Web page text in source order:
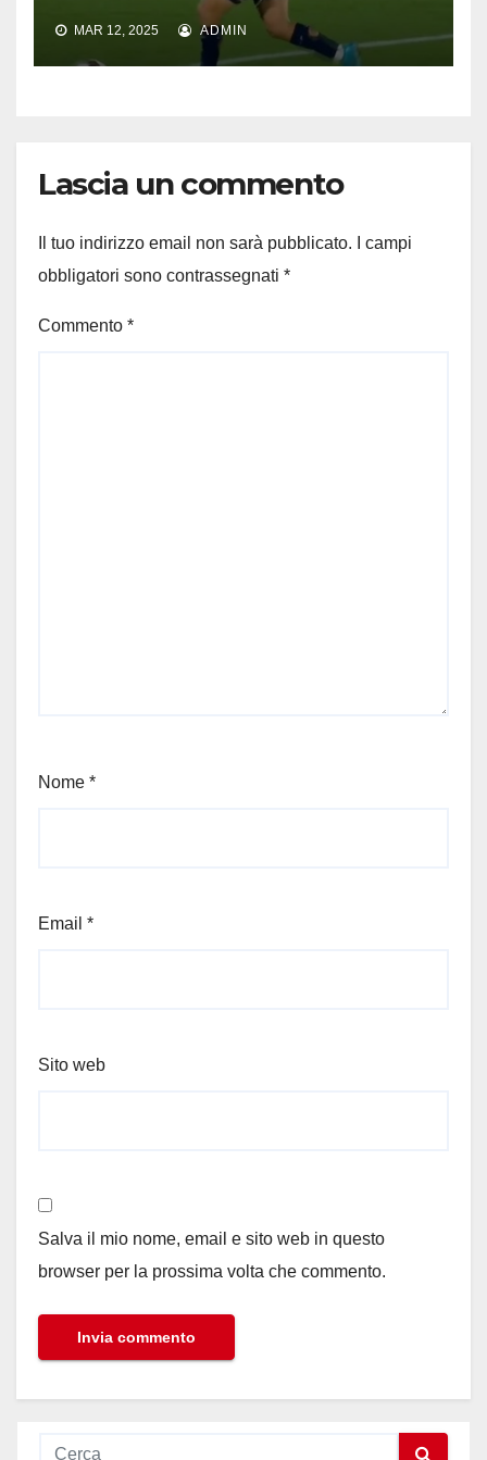
MAR 12, 2025 ADMIN
Lascia un commento
Il tuo indirizzo email non sarà pubblicato.
I campi
obbligatori sono contrassegnati *
Commento *
Nome *
Email *
Sito web
Salva il mio nome, email e sito web in questo
browser per la prossima volta che commento.